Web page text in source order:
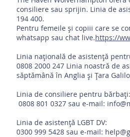
consiliere sau sprijin. Linia de
194 400.
Pentru femeile și copiii care se
whatsapp sau chat live.https://
Linia națională de asistență
0808 2000 247 Linia noastră de
săptămână în Anglia și Țara
Linia de consiliere pentru bărbați:
0808 801 0327 sau e-mail:
Linia de asistență LGBT DV:
0300 999 5428 sau e-mail: